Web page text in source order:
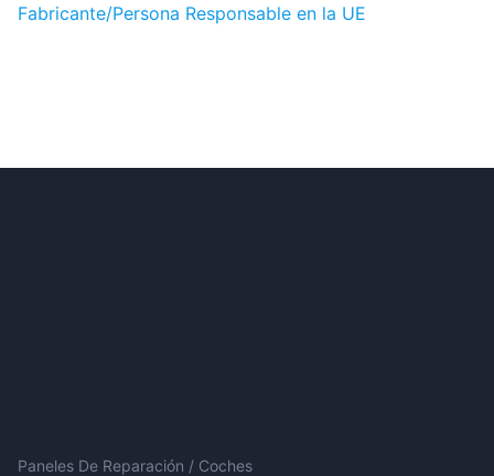
Fabricante/Persona Responsable en la UE
Paneles De Reparación / Coches